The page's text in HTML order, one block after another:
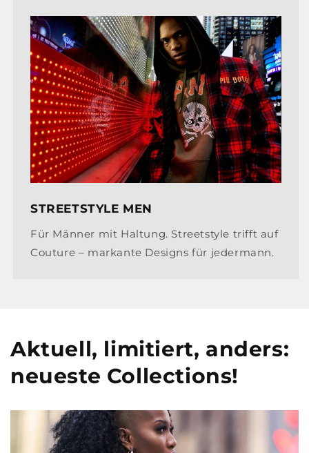
STREETSTYLE MEN
Für Männer mit Haltung. Streetstyle trifft auf
Couture – markante Designs für jedermann.
Aktuell, limitiert, anders:
neueste Collections!